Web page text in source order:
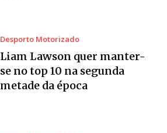
Desporto Motorizado
Liam Lawson quer manter-
se no top 10 na segunda
metade da época